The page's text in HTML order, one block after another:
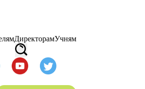
ДиректорамУчням